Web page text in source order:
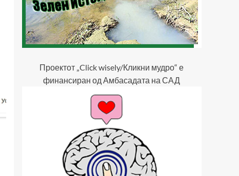
Проектот „Click wisely/Кликни мудро“ е
финансиран од Амбасадата на САД